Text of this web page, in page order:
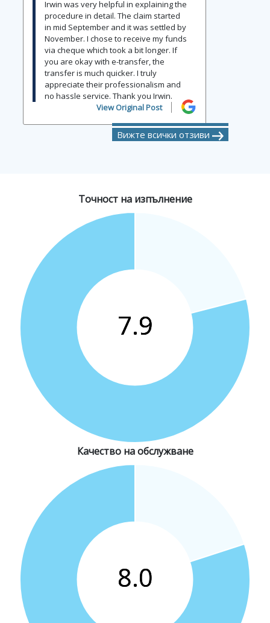
Irwin was very helpful in explaining the
procedure in detail. The claim started
in mid September and it was settled by
November. I chose to receive my funds
via cheque which took a bit longer. If
you are okay with e-transfer, the
transfer is much quicker. I truly
appreciate their professionalism and
no hassle service. Thank you Irwin.
View Original Post
Вижте всички отзиви
Точност на изпълнение
Качество на обслужване